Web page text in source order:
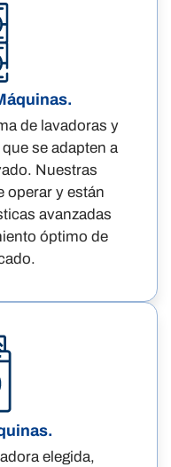
de lavadoras y
se adapten a
Nuestras
operar y están
avanzadas
óptimo de
elegida,